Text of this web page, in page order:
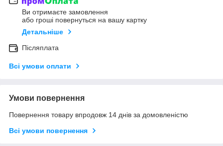
Ви отримаєте замовлення
або гроші повернуться на вашу картку
Детальніше
Післяплата
Всі умови оплати
Умови повернення
Повернення товару впродовж 14 днів за домовленістю
Всі умови повернення